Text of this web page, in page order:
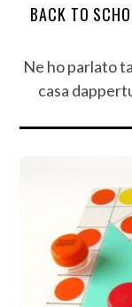
BACK TO
Ne ho parlato
casa